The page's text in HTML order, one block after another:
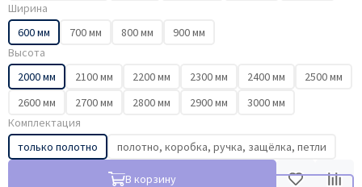
Ширина
600 мм
700 мм 800 мм
900 мм
Высота
2000 мм
2100 мм 2200 мм 2300 мм 2400 мм
2500 мм
2600 мм
2700 мм 2800 мм 2900 мм
3000 мм
Комплектация
только полотно
полотно, коробка, ручка, защёлка, петли
В корзину